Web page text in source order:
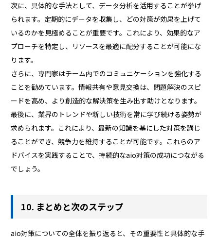
次に、具体的な手法として、データ分析を活用することが挙げ
られます。定期的にデータを収集し、どの対策が効果を上げて
いるのかを見極めることが重要です。これにより、効果的なア
プローチを特定し、リソースを最適に配分することが可能にな
ります。
さらに、専門家はチーム内でのコミュニケーションを強化する
ことを勧めています。情報共有や意見交換は、問題解決のスピ
ードを高め、より創造的な解決策を生み出す助けとなります。
最後に、業界のトレンドや新しい技術を常に学び続ける姿勢が
求められます。これにより、最新の知識を基にした対策を講じ
ることができ、競争力を維持することが可能です。これらのア
ドバイスを実践することで、持続的なaio対策の成功につながる
でしょう。
10. まとめと次のステップ
aio対策についての全体を振り返ると、その重要性と具体的な手